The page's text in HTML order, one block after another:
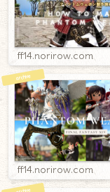
ff14.norirow.com
ff14.norirow.com